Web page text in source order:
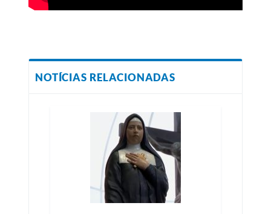
NOTÍCIAS RELACIONADAS